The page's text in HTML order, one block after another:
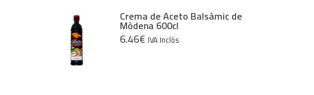
Crema de Aceto Balsàmic de
Mòdena 600cl
6.46€ IVA Inclòs